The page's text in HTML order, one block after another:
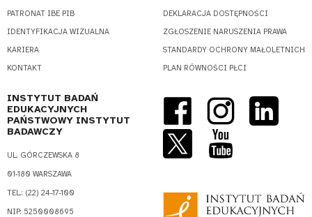
PATRONAT IBE PIB
IDENTYFIKACJA WIZUALNA
KARIERA
KONTAKT
DEKLARACJA DOSTĘPNOŚCI
ZGŁOSZENIE NARUSZENIA PRAWA
STANDARDY OCHRONY MAŁOLETNICH
PLAN RÓWNOŚCI PŁCI
INSTYTUT BADAŃ
EDUKACYJNYCH
PAŃSTWOWY INSTYTUT
BADAWCZY
UL. GÓRCZEWSKA 8
01-180 WARSZAWA
TEL.: (22) 24-17-100
NIP: 5250008695